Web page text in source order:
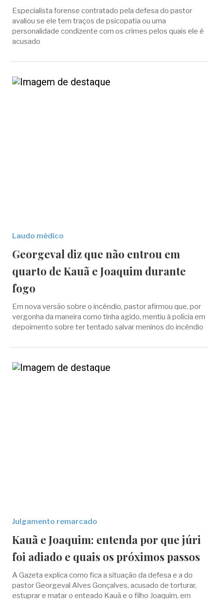
Especialista forense contratado pela defesa do pastor
avaliou se ele tem traços de psicopatia ou uma
personalidade condizente com os crimes pelos quais ele é
acusado
Laudo médico
Georgeval diz que não entrou em
quarto de Kauã e Joaquim durante
fogo
Em nova versão sobre o incêndio, pastor afirmou que, por
vergonha da maneira como tinha agido, mentiu à polícia em
depoimento sobre ter tentado salvar meninos do incêndio
Julgamento remarcado
Kauã e Joaquim: entenda por que júri
foi adiado e quais os próximos passos
A Gazeta explica como fica a situação da defesa e a do
pastor Georgeval Alves Gonçalves, acusado de torturar,
estuprar e matar o enteado Kauã e o filho Joaquim, em